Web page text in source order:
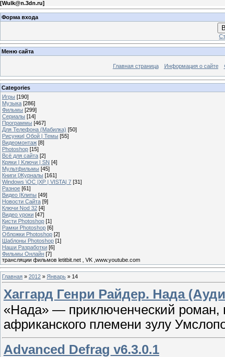
[Wulk@n.3dn.ru]
Форма входа
Меню сайта
Главная страница Информация о сайте
Categories
Игры [190]
Музыка [286]
Фильмы [299]
Сериалы [14]
Программы [467]
Для Телефона (Мабилка) [50]
Рисунки| Обой | Темы [55]
Видеомонтаж [8]
Photoshop [15]
Всё для сайта [2]
Кряки | Kлючи | SN [4]
Мультфильмы [45]
Книги |Журналы [161]
Windows \OC |XP | VISTA| 7 [31]
Разное [61]
Видео |Клипы [49]
Новости Сайта [9]
Ключи Nod 32 [4]
Видео уроки [47]
Кисти Photoshop [1]
Рамки Photoshop [6]
Обложки Photoshop [2]
Шаблоны Photoshop [1]
Наши Разработки [6]
Фильмы Онлайн [7]
трансляции фильмов letitbit.net , VK ,www.youtube.com
Главная » 2012 » Январь » 14
Хаггард Генри Райдер. Нада
«Нада» — приключенческий роман,
африканского племени зулу
Advanced Defrag v6.3.0.1